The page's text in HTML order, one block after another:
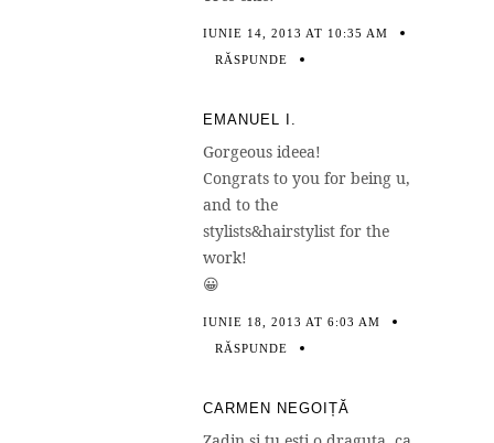
IUNIE 14, 2013 AT 10:35 AM
RĂSPUNDE
EMANUEL I.
Gorgeous ideea!
Congrats to you for being u,
and to the
stylists&hairstylist for the
work!
😀
IUNIE 18, 2013 AT 6:03 AM
RĂSPUNDE
CARMEN NEGOIȚĂ